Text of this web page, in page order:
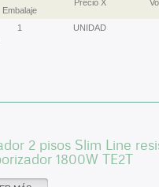
Embalaje
Precio X
1 UNIDAD
2 pisos Slim Line
1800W TE2T